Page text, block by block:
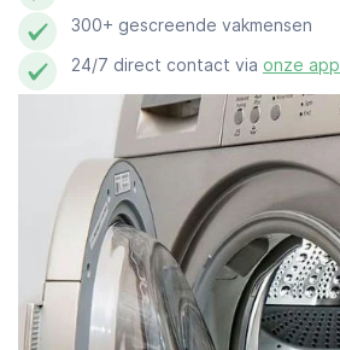
Slotenmaker
Witgoedmonteur
Hovenier
Schoonmaker
Computer expert
300+ gescreende vakmensen
24/7 direct contact via onze app